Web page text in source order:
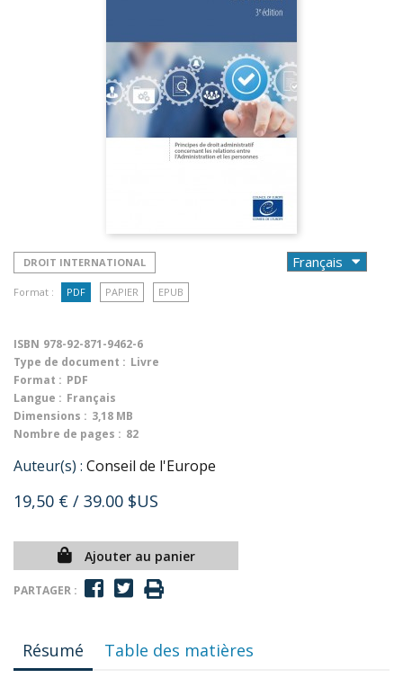
DROIT INTERNATIONAL
Format : PDF PAPIER EPUB
ISBN 978-92-871-9462-6
Type de document : Livre
Format : PDF
Langue : Français
Dimensions : 3,18 MB
Nombre de pages : 82
Auteur(s) : Conseil de l'Europe
19,50 € / 39.00 $US
Ajouter au panier
PARTAGER :
Résumé Table des matières